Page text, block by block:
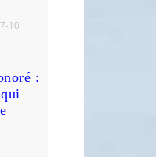
10
: